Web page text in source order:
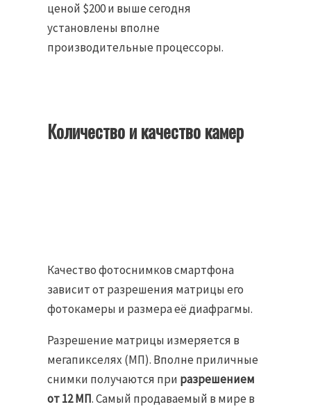
ценой $200 и выше сегодня
установлены вполне
производительные процессоры.
Количество и качество камер
Качество фотоснимков смартфона
зависит от разрешения матрицы его
фотокамеры и размера её диафрагмы.
Разрешение матрицы измеряется в
мегапикселях (МП). Вполне приличные
снимки получаются при разрешением
от 12 МП. Самый продаваемый в мире в